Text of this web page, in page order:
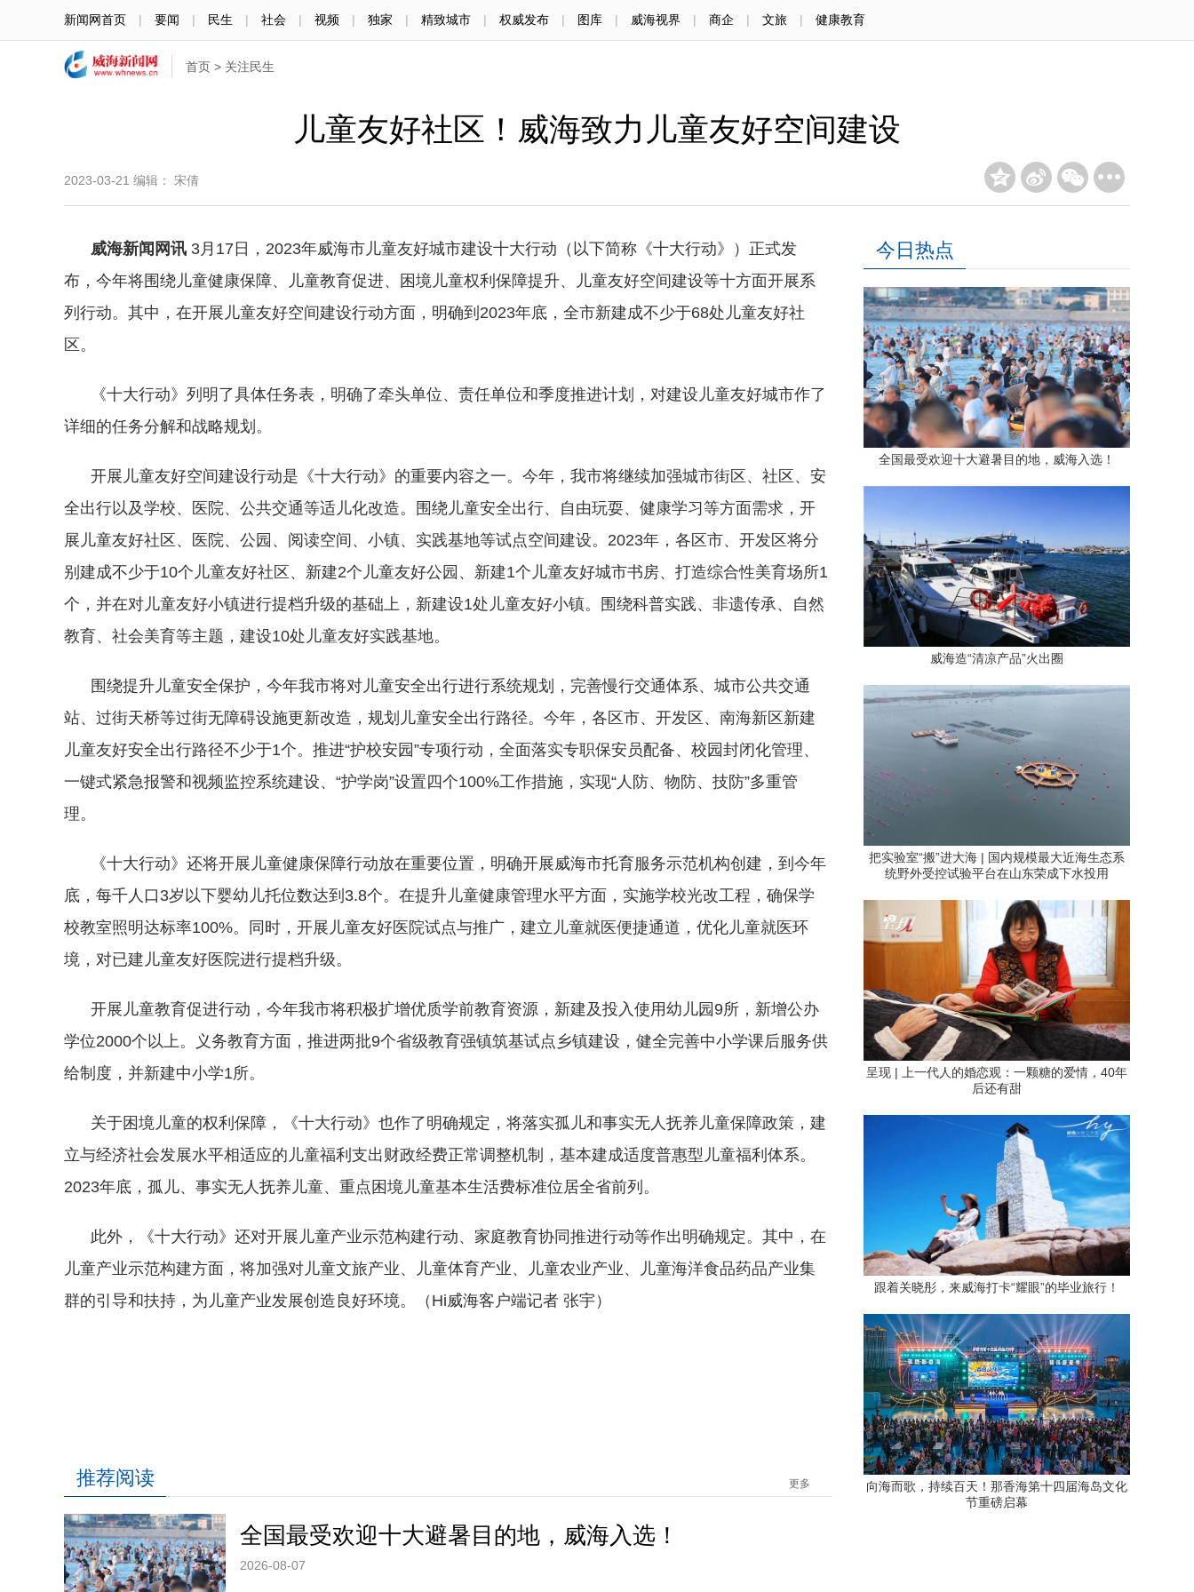
新闻网首页 | 要闻 | 民生 | 社会 | 视频 | 独家 | 精致城市 | 权威发布 | 图库 | 威海视界 | 商企 | 文旅 | 健康教育
首页 > 关注民生
儿童友好社区！威海致力儿童友好空间建设
2023-03-21 编辑： 宋倩
威海新闻网讯 3月17日，2023年威海市儿童友好城市建设十大行动（以下简称《十大行动》）正式发
布，今年将围绕儿童健康保障、儿童教育促进、困境儿童权利保障提升、儿童友好空间建设等十方面开展系
列行动。其中，在开展儿童友好空间建设行动方面，明确到2023年底，全市新建成不少于68处儿童友好社
区。
《十大行动》列明了具体任务表，明确了牵头单位、责任单位和季度推进计划，对建设儿童友好城市作了
详细的任务分解和战略规划。
开展儿童友好空间建设行动是《十大行动》的重要内容之一。今年，我市将继续加强城市街区、社区、安
全出行以及学校、医院、公共交通等适儿化改造。围绕儿童安全出行、自由玩耍、健康学习等方面需求，开
展儿童友好社区、医院、公园、阅读空间、小镇、实践基地等试点空间建设。2023年，各区市、开发区将分
别建成不少于10个儿童友好社区、新建2个儿童友好公园、新建1个儿童友好城市书房、打造综合性美育场所1
个，并在对儿童友好小镇进行提档升级的基础上，新建设1处儿童友好小镇。围绕科普实践、非遗传承、自然
教育、社会美育等主题，建设10处儿童友好实践基地。
围绕提升儿童安全保护，今年我市将对儿童安全出行进行系统规划，完善慢行交通体系、城市公共交通
站、过街天桥等过街无障碍设施更新改造，规划儿童安全出行路径。今年，各区市、开发区、南海新区新建
儿童友好安全出行路径不少于1个。推进“护校安园”专项行动，全面落实专职保安员配备、校园封闭化管理、
一键式紧急报警和视频监控系统建设、“护学岗”设置四个100%工作措施，实现“人防、物防、技防”多重管
理。
《十大行动》还将开展儿童健康保障行动放在重要位置，明确开展威海市托育服务示范机构创建，到今年
底，每千人口3岁以下婴幼儿托位数达到3.8个。在提升儿童健康管理水平方面，实施学校光改工程，确保学
校教室照明达标率100%。同时，开展儿童友好医院试点与推广，建立儿童就医便捷通道，优化儿童就医环
境，对已建儿童友好医院进行提档升级。
开展儿童教育促进行动，今年我市将积极扩增优质学前教育资源，新建及投入使用幼儿园9所，新增公办
学位2000个以上。义务教育方面，推进两批9个省级教育强镇筑基试点乡镇建设，健全完善中小学课后服务供
给制度，并新建中小学1所。
关于困境儿童的权利保障，《十大行动》也作了明确规定，将落实孤儿和事实无人抚养儿童保障政策，建
立与经济社会发展水平相适应的儿童福利支出财政经费正常调整机制，基本建成适度普惠型儿童福利体系。
2023年底，孤儿、事实无人抚养儿童、重点困境儿童基本生活费标准位居全省前列。
此外，《十大行动》还对开展儿童产业示范构建行动、家庭教育协同推进行动等作出明确规定。其中，在
儿童产业示范构建方面，将加强对儿童文旅产业、儿童体育产业、儿童农业产业、儿童海洋食品药品产业集
群的引导和扶持，为儿童产业发展创造良好环境。（Hi威海客户端记者 张宇）
推荐阅读 更多
全国最受欢迎十大避暑目的地，威海入选！
2026-08-07
今日热点
全国最受欢迎十大避暑目的地，威海入选！
威海造“清凉产品”火出圈
把实验室“搬”进大海 | 国内规模最大近海生态系
统野外受控试验平台在山东荣成下水投用
呈现 | 上一代人的婚恋观：一颗糖的爱情，40年
后还有甜
跟着关晓彤，来威海打卡“耀眼”的毕业旅行！
向海而歌，持续百天！那香海第十四届海岛文化
节重磅启幕